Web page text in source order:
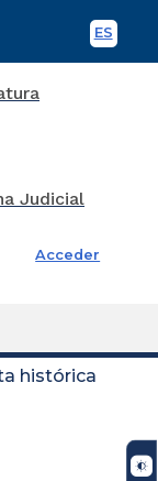
ES
Acceder
histórica